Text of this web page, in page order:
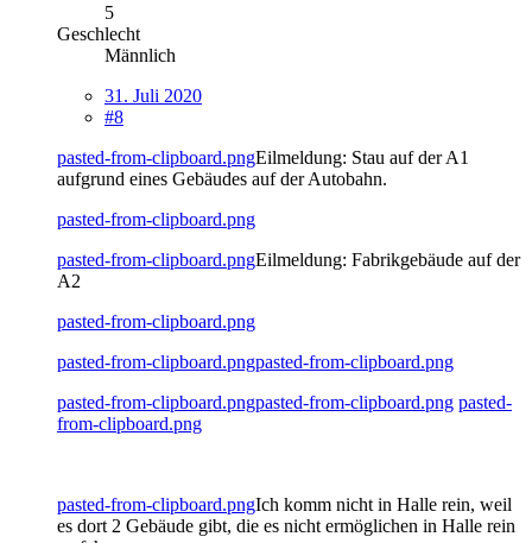
5
Geschlecht
Männlich
31. Juli 2020
#8
pasted-from-clipboard.pngEilmeldung: Stau auf der A1
aufgrund eines Gebäudes auf der Autobahn.
pasted-from-clipboard.png
pasted-from-clipboard.pngEilmeldung: Fabrikgebäude auf der
A2
pasted-from-clipboard.png
pasted-from-clipboard.pngpasted-from-clipboard.png
pasted-from-clipboard.pngpasted-from-clipboard.png pasted-
from-clipboard.png
pasted-from-clipboard.pngIch komm nicht in Halle rein, weil
es dort 2 Gebäude gibt, die es nicht ermöglichen in Halle rein